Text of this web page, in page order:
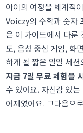
아이의 여정을 체계적
Voiczy의 수학과 숫자
은 이 가이드에서 다룬
도, 음성 중심 게임, 화
하게 될 짧은 일일 세
지금 7일 무료 체험을
수 있어요. 자신감 있
어제였어요. 그다음으